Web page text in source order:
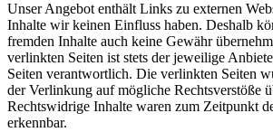
Unser Angebot enthält Links zu externen
Inhalte wir keinen Einfluss haben. Deshalb
fremden Inhalte auch keine Gewähr
verlinkten Seiten ist stets der jeweilige
Seiten verantwortlich. Die verlinkten Seiten
der Verlinkung auf mögliche Rechtsverstöße
Rechtswidrige Inhalte waren zum Zeitpunkt
erkennbar.